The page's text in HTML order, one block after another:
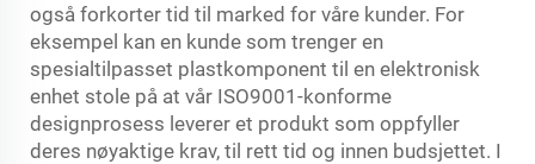
også forkorter tid til marked for våre kunder. For
eksempel kan en kunde som trenger en
spesialtilpasset plastkomponent til en elektronisk
enhet stole på at vår ISO9001-konforme
designprosess leverer et produkt som oppfyller
deres nøyaktige krav, til rett tid og innen budsjettet. I